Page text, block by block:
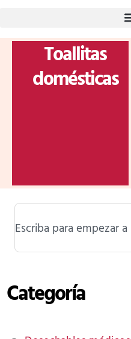
内
Toallitas
domésticas
Buscar
Categoría